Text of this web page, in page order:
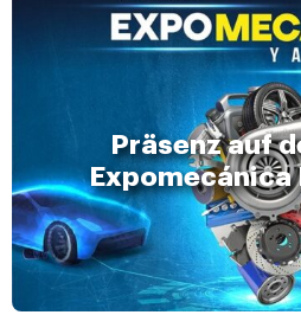
Präsenz auf
Expomecánica